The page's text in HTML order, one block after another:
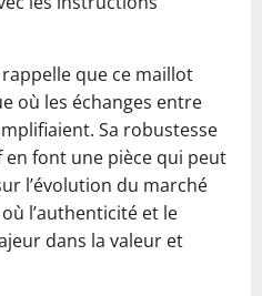
que ce maillot
où les échanges entre
Sa robustesse
font une pièce qui peut
l’évolution du marché
l’authenticité et le
dans la valeur et